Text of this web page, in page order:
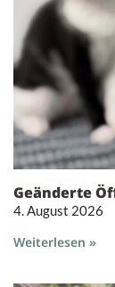
Geänderte
4. August 2026
Weiterlesen »